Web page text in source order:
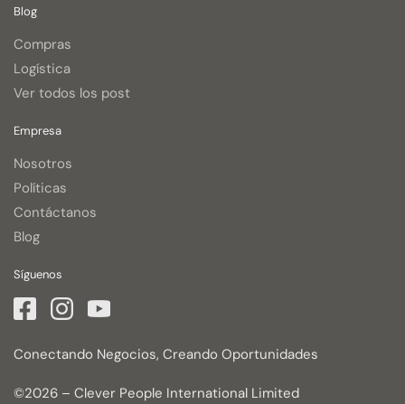
Blog
Compras
Logística
Ver todos los post
Empresa
Nosotros
Políticas
Contáctanos
Blog
Síguenos
Conectando Negocios, Creando Oportunidades
©2026 – Clever People International Limited